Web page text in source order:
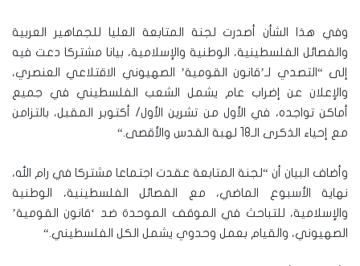
وفي هذا الشأن أصدرت لجنة المتابعة العليا للجماهير العربية
والفصائل الفلسطينية، الوطنية والإسلامية، بيانا مشتركا دعت فيه
إلى “التصدي لـ’قانون القومية’ الصهيوني الاقتلاعي العنصري،
والإعلان عن إضراب عام يشمل الشعب الفلسطيني في جميع
أماكن تواجده، في الأول من تشرين الأول/ أكتوبر المقبل، بالتزامن
مع إحياء الذكرى الـ18 لهبة القدس والأقصى
“.
وأضاف البيان أن “لجنة المتابعة عقدت اجتماعا مشتركا في رام الله،
نهاية الأسبوع الماضي، مع الفصائل الفلسطينية، الوطنية
والإسلامية، للتباحث في الموقف الموحدة ضد ‘قانون القومية’
الصهيوني، والقيام بعمل وحدوي يشمل الكل الفلسطيني“.